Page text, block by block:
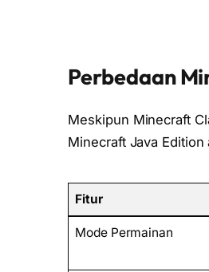
Perbedaan
Meskipun Minecraft
Minecraft Java Edition
Fitur
Mode Permainan